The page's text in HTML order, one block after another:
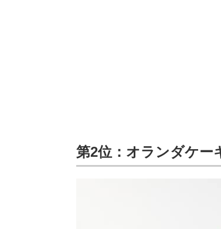
第2位：オランダケー